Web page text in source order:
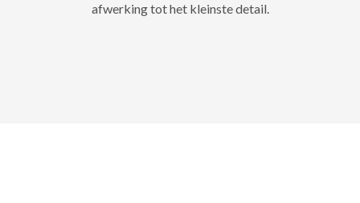
afwerking tot het kleinste detail.